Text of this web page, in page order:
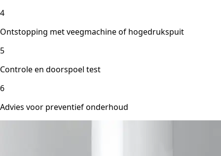
4
Ontstopping met veegmachine of hogedrukspuit
5
Controle en doorspoel test
6
Advies voor preventief onderhoud